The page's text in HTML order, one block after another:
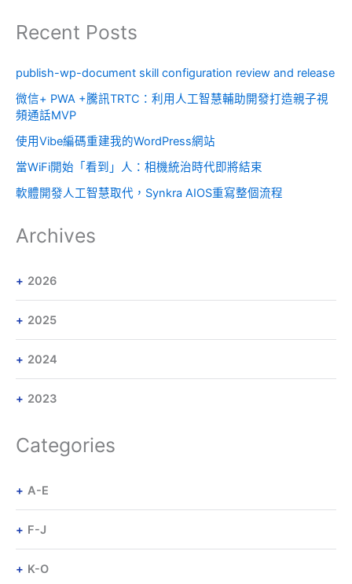
Recent Posts
publish-wp-document skill configuration review and release
微信+ PWA +騰訊TRTC：利用人工智慧輔助開發打造親子視
頻通話MVP
使用Vibe編碼重建我的WordPress網站
當WiFi開始「看到」人：相機統治時代即將結束
軟體開發人工智慧取代，Synkra AIOS重寫整個流程
Archives
2026
2025
2024
2023
Categories
A-E
F-J
K-O